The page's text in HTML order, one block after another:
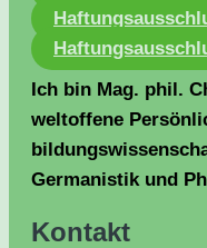
Ich bin Mag. phil.
weltoffene
Germanistik und
Kontakt